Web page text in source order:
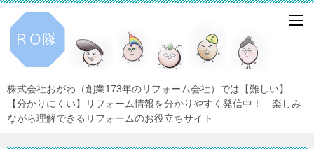
株式会社おがわ（創業173年のリフォーム会社）では【難しい】
【分かりにくい】リフォーム情報を分かりやすく発信中！ 楽しみ
ながら理解できるリフォームのお役立ちサイト